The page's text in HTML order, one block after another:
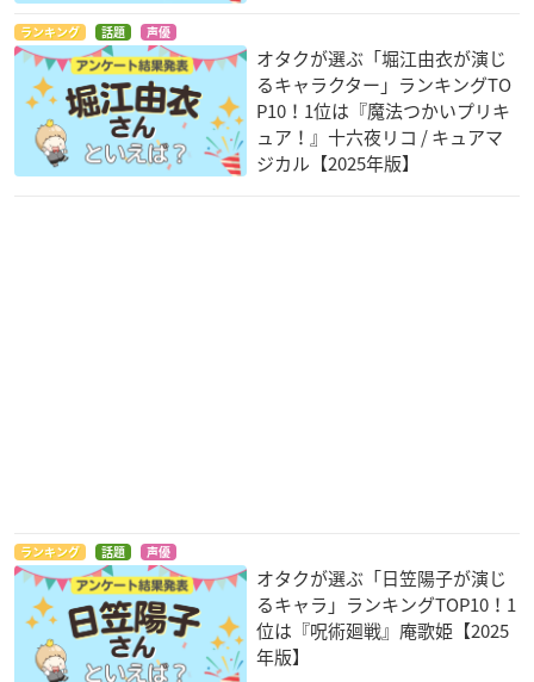
ランキング 話題 声優
オタクが選ぶ「堀江由衣が演じ
るキャラクター」ランキングTO
P10！1位は『魔法つかいプリキ
ュア！』十六夜リコ / キュアマ
ジカル【2025年版】
ランキング 話題 声優
オタクが選ぶ「日笠陽子が演じ
るキャラ」ランキングTOP10！1
位は『呪術廻戦』庵歌姫【2025
年版】